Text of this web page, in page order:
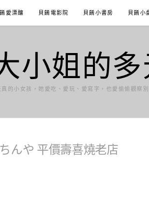
愛漂釀 貝餚電影院 貝餚小書房 貝餚小
小姐的
的小女孩，她愛吃、愛玩、愛寫字，也愛偷偷觀察
んや 平價壽喜燒老店